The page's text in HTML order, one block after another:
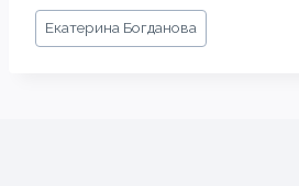
Метки
записи:
Екатерина Богданова